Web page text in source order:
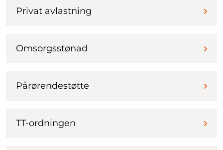
Privat avlastning
Omsorgsstønad
Pårørendestøtte
TT-ordningen